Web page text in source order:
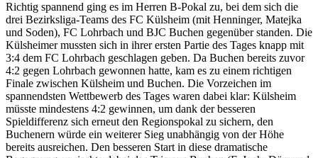
Richtig spannend ging es im Herren B-Pokal zu, bei dem sich die
drei Bezirksliga-Teams des FC Külsheim (mit Henninger, Matejka
und Soden), FC Lohrbach und BJC Buchen gegenüber standen. Die
Külsheimer mussten sich in ihrer ersten Partie des Tages knapp mit
3:4 dem FC Lohrbach geschlagen geben. Da Buchen bereits zuvor
4:2 gegen Lohrbach gewonnen hatte, kam es zu einem richtigen
Finale zwischen Külsheim und Buchen. Die Vorzeichen im
spannendsten Wettbewerb des Tages waren dabei klar: Külsheim
müsste mindestens 4:2 gewinnen, um dank der besseren
Spieldifferenz sich erneut den Regionspokal zu sichern, den
Buchenern würde ein weiterer Sieg unabhängig von der Höhe
bereits ausreichen. Den besseren Start in diese dramatische